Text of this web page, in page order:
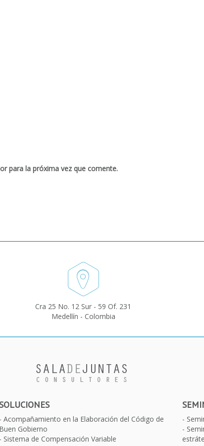
para la próxima vez que comente.
Cra 25 No. 12 Sur - 59 Of. 231
Medellín - Colombia
SOLUCIONES
Acompañamiento en la Elaboración del Código de
Buen Gobierno
Sistema de Compensación Variable